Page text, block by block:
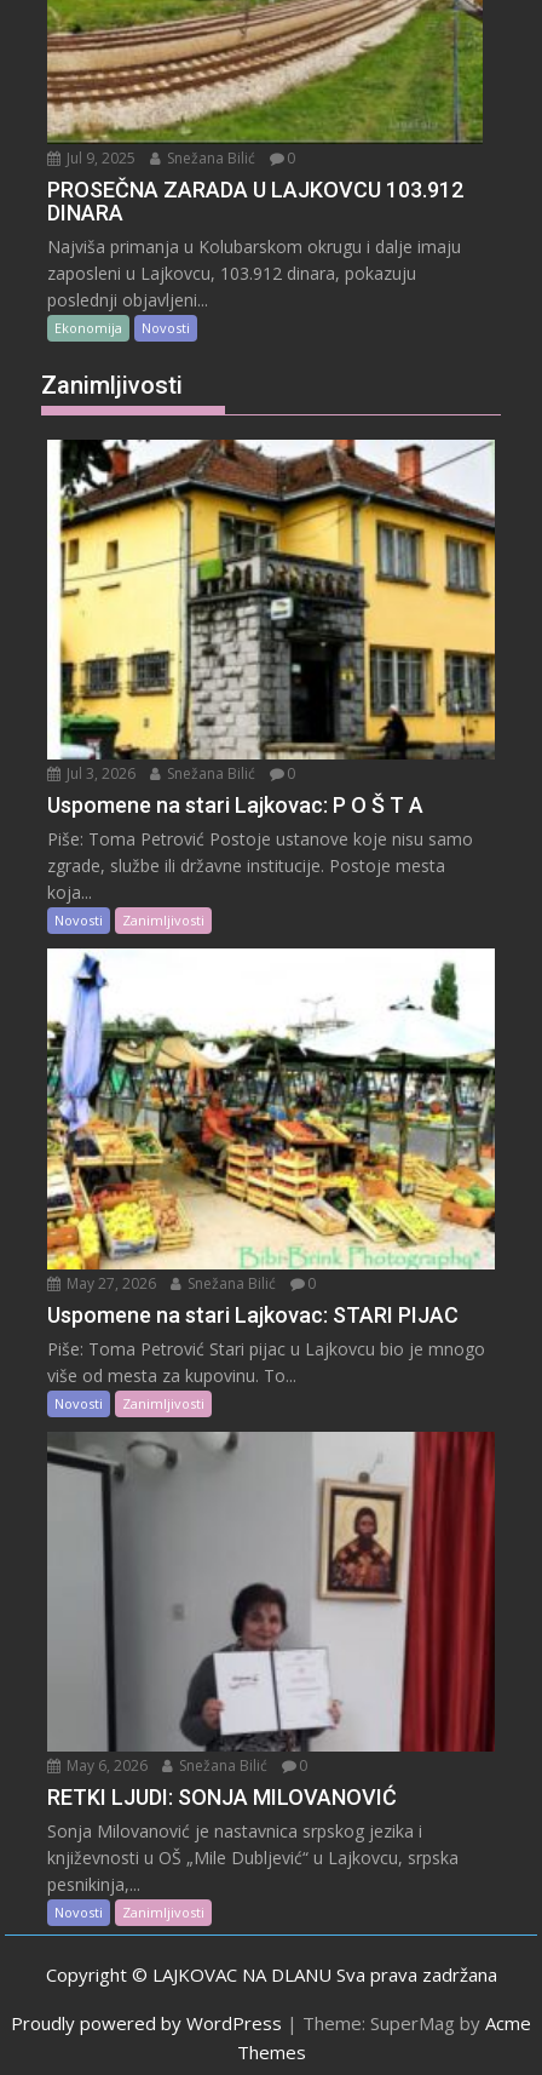
Jul 9, 2025 Snežana Bilić 0
PROSEČNA ZARADA U LAJKOVCU 103.912
DINARA
Najviša primanja u Kolubarskom okrugu i dalje imaju
zaposleni u Lajkovcu, 103.912 dinara, pokazuju
poslednji objavljeni...
Ekonomija Novosti
Zanimljivosti
Jul 3, 2026 Snežana Bilić 0
Uspomene na stari Lajkovac: P O Š T A
Piše: Toma Petrović Postoje ustanove koje nisu samo
zgrade, službe ili državne institucije. Postoje mesta
koja...
Novosti Zanimljivosti
May 27, 2026 Snežana Bilić 0
Uspomene na stari Lajkovac: STARI PIJAC
Piše: Toma Petrović Stari pijac u Lajkovcu bio je mnogo
više od mesta za kupovinu. To...
Novosti Zanimljivosti
May 6, 2026 Snežana Bilić 0
RETKI LJUDI: SONJA MILOVANOVIĆ
Sonja Milovanović je nastavnica srpskog jezika i
književnosti u OŠ „Mile Dubljević“ u Lajkovcu, srpska
pesnikinja,...
Novosti Zanimljivosti
Copyright © LAJKOVAC NA DLANU Sva prava zadržana
Proudly powered by WordPress | Theme: SuperMag by Acme
Themes